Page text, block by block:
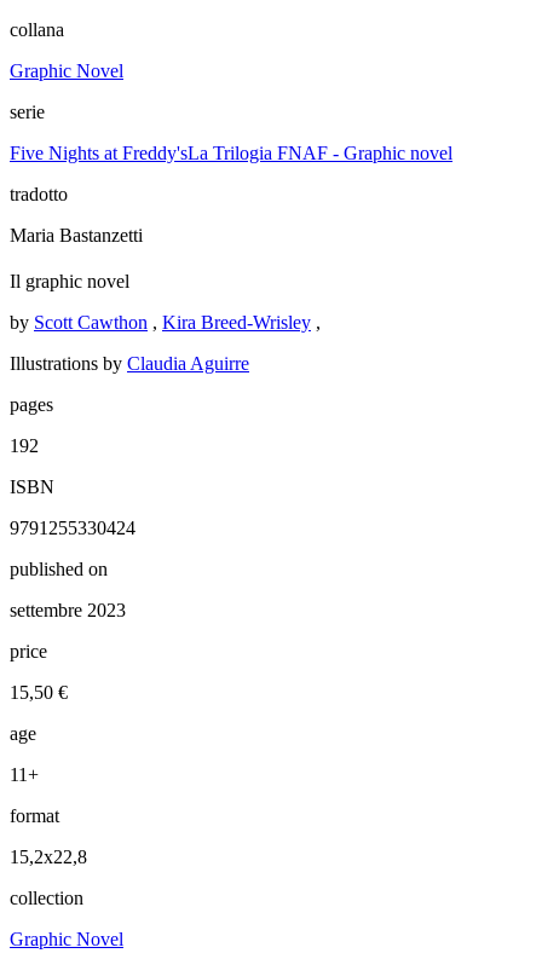
collana
Graphic Novel
serie
Five Nights at Freddy'sLa Trilogia FNAF - Graphic novel
tradotto
Maria Bastanzetti
Il graphic novel
by Scott Cawthon , Kira Breed-Wrisley ,
Illustrations by Claudia Aguirre
pages
192
ISBN
9791255330424
published on
settembre 2023
price
15,50 €
age
11+
format
15,2x22,8
collection
Graphic Novel